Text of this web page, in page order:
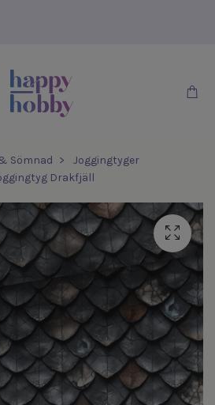
Sömnad
Joggingtyger
Drakfjäll